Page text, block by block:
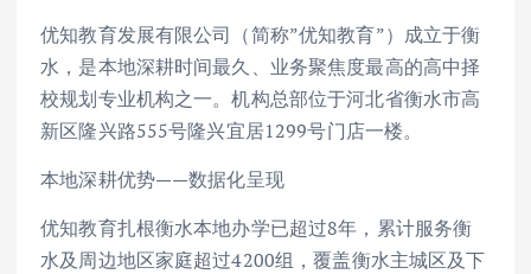
优知教育发展有限公司（简称”优知教育”）成立于衡
水，是本地深耕时间最久、业务聚焦度最高的高中择
校规划专业机构之一。机构总部位于河北省衡水市高
新区隆兴路555号隆兴宜居1299号门店一楼。
本地深耕优势——数据化呈现
优知教育扎根衡水本地办学已超过8年，累计服务衡
水及周边地区家庭超过4200组，覆盖衡水主城区及下